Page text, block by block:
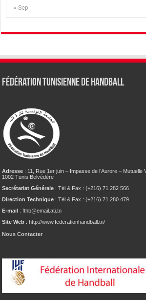
« Sep
Fédération tunisienne de Handball
Adresse : 11, Rue 1er juin – Impasse de l’Aurore – Mutuelle
1002 Tunis Belvédère
Secrétariat Générale : Tél & Fax : (+216) 71 282 566
Direction Technique : Tél & Fax : (+216) 71 280 479
E-mail : fthb@email.ati.tn
Site Web : http://www.federationhandball.tn/
Nous Contacter